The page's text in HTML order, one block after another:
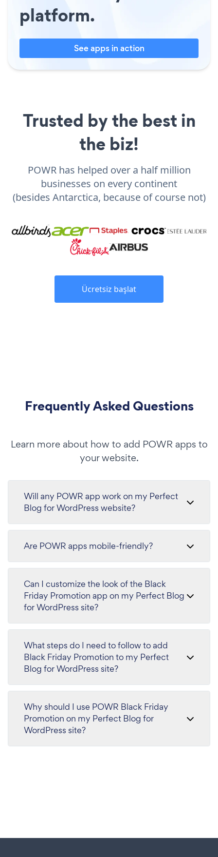
platform.
See apps in action
Trusted by the best in
the biz!
POWR has helped over a half million
businesses on every continent
(besides Antarctica, because of course not)
Ücretsiz başlat
Frequently Asked Questions
Learn more about how to add POWR apps to
your website.
Will any POWR app work on my Perfect
Blog for WordPress website?
Are POWR apps mobile-friendly?
Can I customize the look of the Black
Friday Promotion app on my Perfect Blog
for WordPress site?
What steps do I need to follow to add
Black Friday Promotion to my Perfect
Blog for WordPress site?
Why should I use POWR Black Friday
Promotion on my Perfect Blog for
WordPress site?